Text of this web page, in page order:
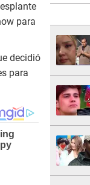
para
decidió
para